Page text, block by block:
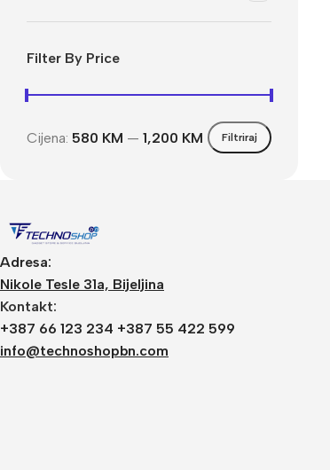
Filter By Price
Filtriraj
Cijena: 580 KM — 1,200 KM
Adresa:
Nikole Tesle 31a, Bijeljina
Kontakt:
+387 66 123 234 +387 55 422 599
info@technoshopbn.com